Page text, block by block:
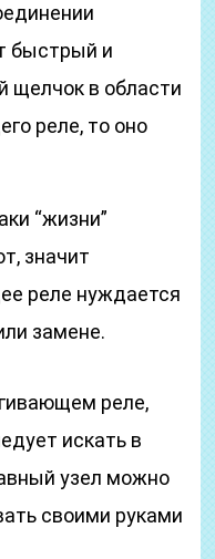
быстрый и
щелчок в области
реле, то оно
“жизни”
значит
реле нуждается
замене.
реле,
искать в
узел можно
своими руками